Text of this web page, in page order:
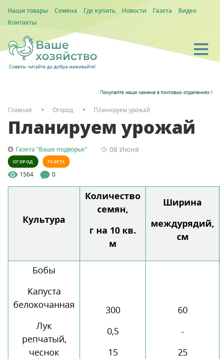
Наши товары Семена Где купить Новости Газета
Видео
Контакты
Главная Огород Планируем урожай
Планируем урожай
Газета "Ваше подворье" 08 Июня
ОГОРОД ГАЗЕТА
1564 0
Культура
Количество
семян,
г на 10 кв.
м
Ширина
междурядий,
см
Бобы
Капуста
белокочанная
Лук
репчатый,
чеснок
300
0,5
15
60
-
25